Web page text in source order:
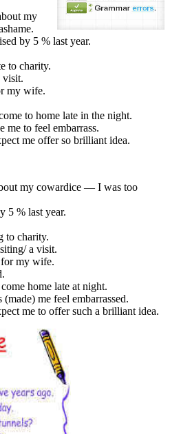
my
by 5 % last year.
to charity.
visit.
my wife.
to home late in the night.
me to feel embarrass.
me offer so brilliant idea.
my cowardice — I was too
5 % last year.
to charity.
a visit.
for my wife.
home late at night.
me feel embarrassed.
me to offer such a brilliant idea.